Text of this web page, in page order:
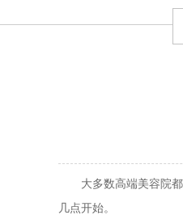
大多数高端美容院都
几点开始。